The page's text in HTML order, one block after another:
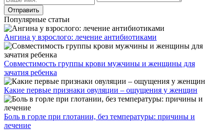
Популярные статьи
Ангина у взрослого: лечение антибиотиками
Совместимость группы крови мужчины и женщины для
зачатия ребенка
Какие первые признаки овуляции – ощущения у женщин
Боль в горле при глотании, без температуры: причины и
лечение